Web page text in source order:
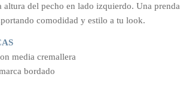
altura del pecho en lado izquierdo. Una
comodidad y estilo a tu look.
media cremallera
bordado